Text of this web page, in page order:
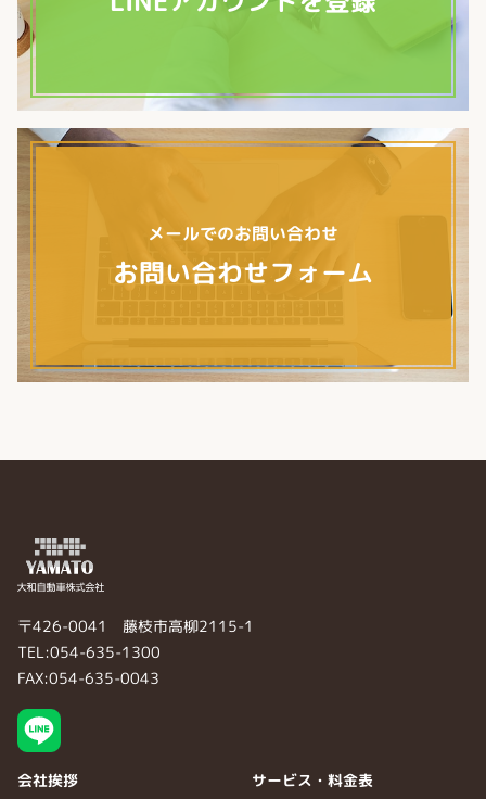
メールでのお問い合わせ
お問い合わせフォーム
〒426-0041 藤枝市高柳2115-1
TEL:054-635-1300
FAX:054-635-0043
会社挨拶 サービス・料金表